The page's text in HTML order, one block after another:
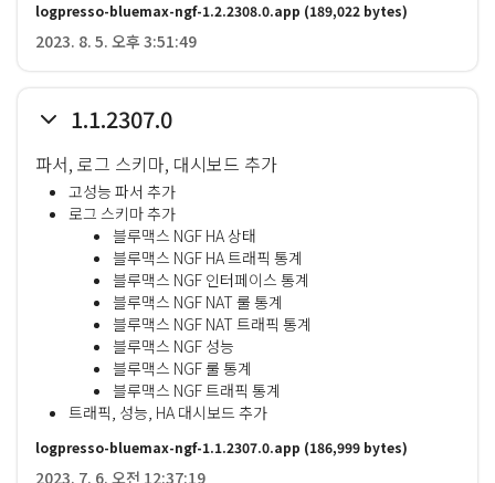
logpresso-bluemax-ngf-1.2.2308.0.app (189,022 bytes)
2023. 8. 5. 오후 3:51:49
1.1.2307.0
파서, 로그 스키마, 대시보드 추가
고성능 파서 추가
로그 스키마 추가
블루맥스 NGF HA 상태
블루맥스 NGF HA 트래픽 통계
블루맥스 NGF 인터페이스 통계
블루맥스 NGF NAT 룰 통계
블루맥스 NGF NAT 트래픽 통계
블루맥스 NGF 성능
블루맥스 NGF 룰 통계
블루맥스 NGF 트래픽 통계
트래픽, 성능, HA 대시보드 추가
logpresso-bluemax-ngf-1.1.2307.0.app (186,999 bytes)
2023. 7. 6. 오전 12:37:19